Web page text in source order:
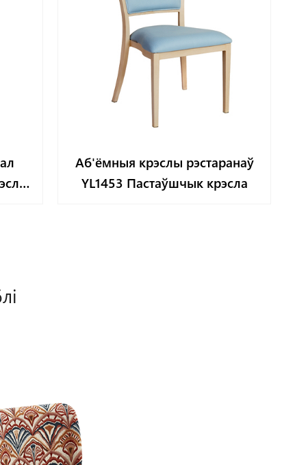
Аб'ёмныя крэслы рэстаранаў
YL1453 Пастаўшчык крэсла